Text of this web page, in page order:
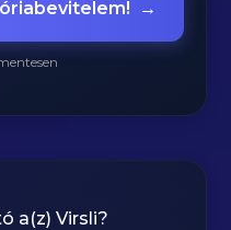
→
a(z) Virsli?